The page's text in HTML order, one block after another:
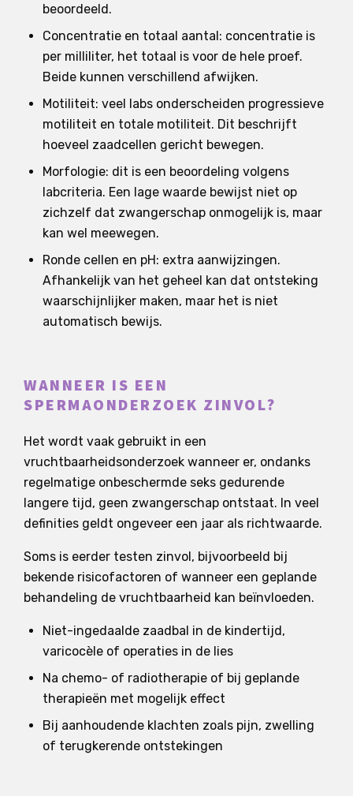
beoordeeld.
Concentratie en totaal aantal: concentratie is
per milliliter, het totaal is voor de hele proef.
Beide kunnen verschillend afwijken.
Motiliteit: veel labs onderscheiden progressieve
motiliteit en totale motiliteit. Dit beschrijft
hoeveel zaadcellen gericht bewegen.
Morfologie: dit is een beoordeling volgens
labcriteria. Een lage waarde bewijst niet op
zichzelf dat zwangerschap onmogelijk is, maar
kan wel meewegen.
Ronde cellen en pH: extra aanwijzingen.
Afhankelijk van het geheel kan dat ontsteking
waarschijnlijker maken, maar het is niet
automatisch bewijs.
WANNEER IS EEN
SPERMAONDERZOEK ZINVOL?
Het wordt vaak gebruikt in een
vruchtbaarheidsonderzoek wanneer er, ondanks
regelmatige onbeschermde seks gedurende
langere tijd, geen zwangerschap ontstaat. In veel
definities geldt ongeveer een jaar als richtwaarde.
Soms is eerder testen zinvol, bijvoorbeeld bij
bekende risicofactoren of wanneer een geplande
behandeling de vruchtbaarheid kan beïnvloeden.
Niet-ingedaalde zaadbal in de kindertijd,
varicocèle of operaties in de lies
Na chemo- of radiotherapie of bij geplande
therapieën met mogelijk effect
Bij aanhoudende klachten zoals pijn, zwelling
of terugkerende ontstekingen